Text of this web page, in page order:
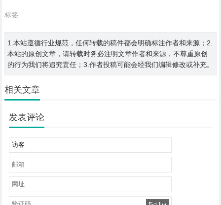
标签:
1.本站遵循行业规范，任何转载的稿件都会明确标注作者和来源；2.
本站的原创文章，请转载时务必注明文章作者和来源，不尊重原创
的行为我们将追究责任；3.作者投稿可能会经我们编辑修改或补充。
相关文章
发表评论